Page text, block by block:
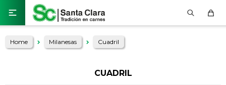

Home Milanesas Cuadril
CUADRIL